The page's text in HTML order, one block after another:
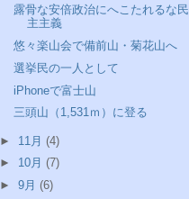
露骨な安倍政治にへこたれるな民
主主義
悠々楽山会で備前山・菊花山へ
選挙民の一人として
iPhoneで富士山
三頭山（1,531ｍ）に登る
► 11月 (4)
► 10月 (7)
► 9月 (6)